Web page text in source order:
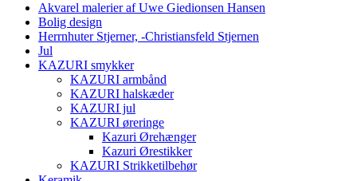
Akvarel malerier af Uwe Giedionsen Hansen
Bolig design
Herrnhuter Stjerner, -Christiansfeld Stjernen
Jul
KAZURI smykker
KAZURI armbånd
KAZURI halskæder
KAZURI jul
KAZURI øreringe
Kazuri Ørehænger
Kazuri Ørestikker
KAZURI Strikketilbehør